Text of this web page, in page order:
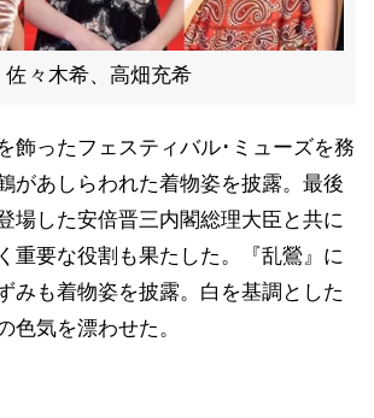
佐々木希、高畑充希
飾ったフェスティバル･ミューズを務
があしらわれた着物姿を披露。最後
場した安倍晋三内閣総理大臣と共に
重要な役割も果たした。『乱鶯』に
みも着物姿を披露。白を基調とした
色気を漂わせた。